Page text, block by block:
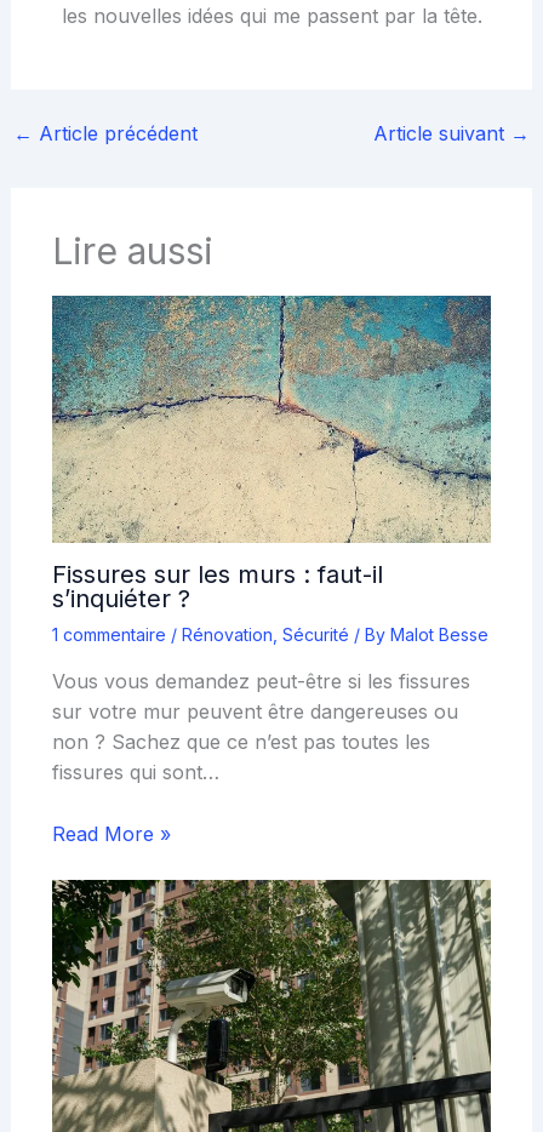
les nouvelles idées qui me passent par la tête.
← Article précédent Article suivant →
Lire aussi
Fissures sur les murs : faut-il
s’inquiéter ?
1 commentaire / Rénovation Sécurité / By Malot Besse
Vous vous demandez peut-être si les fissures
sur votre mur peuvent être dangereuses ou
non ? Sachez que ce n’est pas toutes les
fissures qui sont…
Read More »